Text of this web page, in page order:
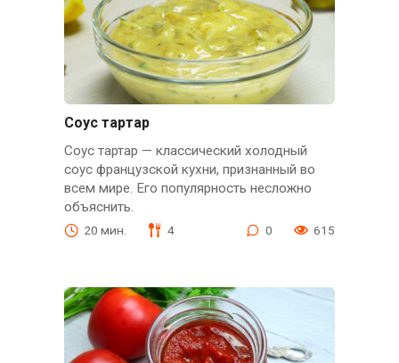
Соус тартар
Соус тартар — классический холодный
соус французской кухни, признанный во
всем мире. Его популярность несложно
объяснить.
20 мин. 4 0 615